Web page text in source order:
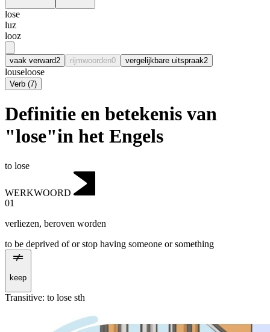
lose
luz
looz
vaak verward2 rijmwoorden0 vergelijkbare uitspraak2
louseloose
Verb (7)
Definitie en betekenis van
"lose"in het Engels
to lose
WERKWOORD
01
verliezen, beroven worden
to be deprived of or stop having someone or something
keep
Transitive: to lose sth